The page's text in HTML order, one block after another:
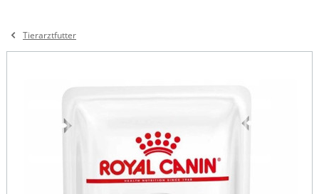
Tierarztfutter